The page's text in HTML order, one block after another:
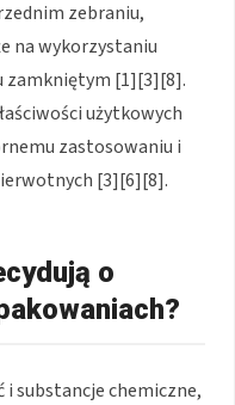
zebraniu,
na wykorzystaniu
zamkniętym [1][3][8].
użytkowych
zastosowaniu i
[3][6][8].
o
substancje chemiczne,